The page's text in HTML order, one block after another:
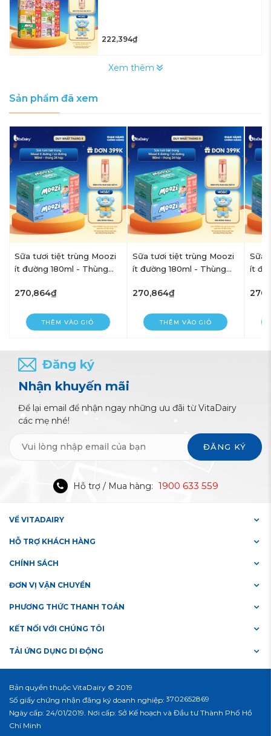
222,394₫
Xem thêm
Sản phẩm đã xem
Sữa tươi tiệt trùng Moozi
ít đường 180ml - Thùng
270,864₫
THÊM VÀO GIỎ
Sữa tươi tiệt trùng Moozi
ít đường 180ml - Thùng
270,864₫
THÊM VÀO GIỎ
Sữa
ít
Đăng ký
Nhận khuyến mãi
Để lại email để nhận ngay những ưu đãi từ VitaDairy
các mẹ nhé!
ĐĂNG KÝ
Hỗ trợ / Mua hàng: 1900 633 559
VỀ VITADAIRY
HỖ TRỢ KHÁCH HÀNG
CHÍNH SÁCH
ĐƠN VỊ VẬN CHUYỂN
PHƯƠNG THỨC THANH TOÁN
KẾT NỐI VỚI CHÚNG TÔI
TẢI ỨNG DỤNG DI ĐỘNG
Bản quyền thuộc VitaDairy © 2019
Số giấy chứng nhận đăng ký doanh nghiệp:#3702652869
Ngày cấp: 24/01/2019. Nơi cấp: Sở Kế hoạch và Đầu tư Thành Phố Hồ
Chí Minh